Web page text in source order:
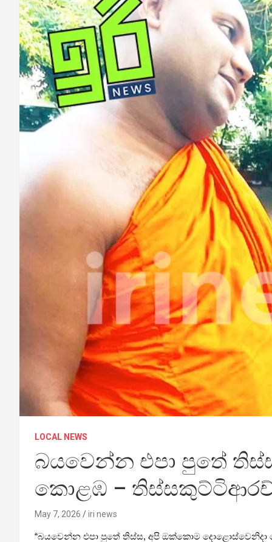
LOCAL NEWS
බයවෙන්න එපා පුතේ
කොළඹ –
May 7, 2026 iri news
“බයවෙන්න එපා පුතේ තිස්ස, අපි ඔක්කොම